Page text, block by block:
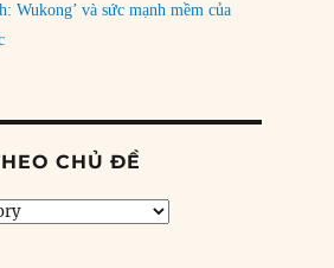
Wukong’ và sức mạnh mềm của
CHỦ ĐỀ